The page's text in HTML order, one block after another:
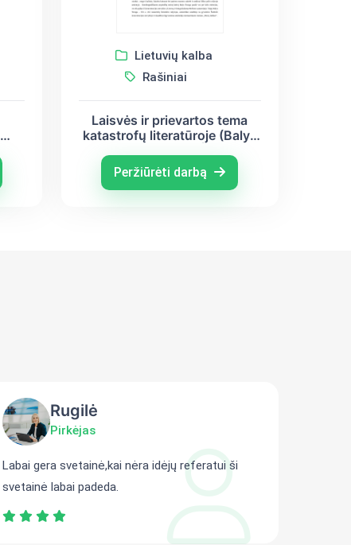
Lietuvių kalba
Rašiniai
Laisvės ir prievartos tema
katastrofų literatūroje (Balys
Salomėja Nėris)
Peržiūrėti darbą
Rugilė
Pirkėjas
Labai gera svetainė,kai nėra idėjų referatui ši
svetainė labai padeda.